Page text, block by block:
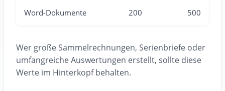
Word-Dokumente 200 500
Wer große Sammelrechnungen, Serienbriefe oder
umfangreiche Auswertungen erstellt, sollte diese
Werte im Hinterkopf behalten.